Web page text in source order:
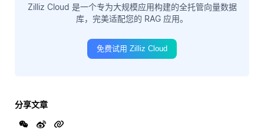
Zilliz Cloud 是一个专为大规模应用构建的全托管向量数据
库，完美适配您的 RAG 应用。
免费试用 Zilliz Cloud
分享文章